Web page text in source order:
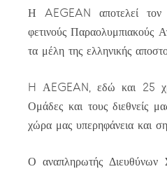
Η AEGEAN αποτελεί τον
φετινούς Παραολυμπιακούς
τα μέλη της ελληνικής
H ΑEGEAN, εδώ και 25
Ομάδες και τους διεθνείς
χώρα μας υπερηφάνεια και
Ο αναπληρωτής Διευθύνων